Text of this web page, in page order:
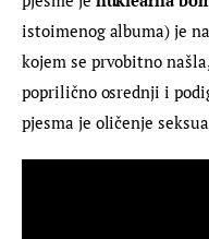
istoimenog albuma) je
kojem se prvobitno
poprilično osrednji i
pjesma je oličenje